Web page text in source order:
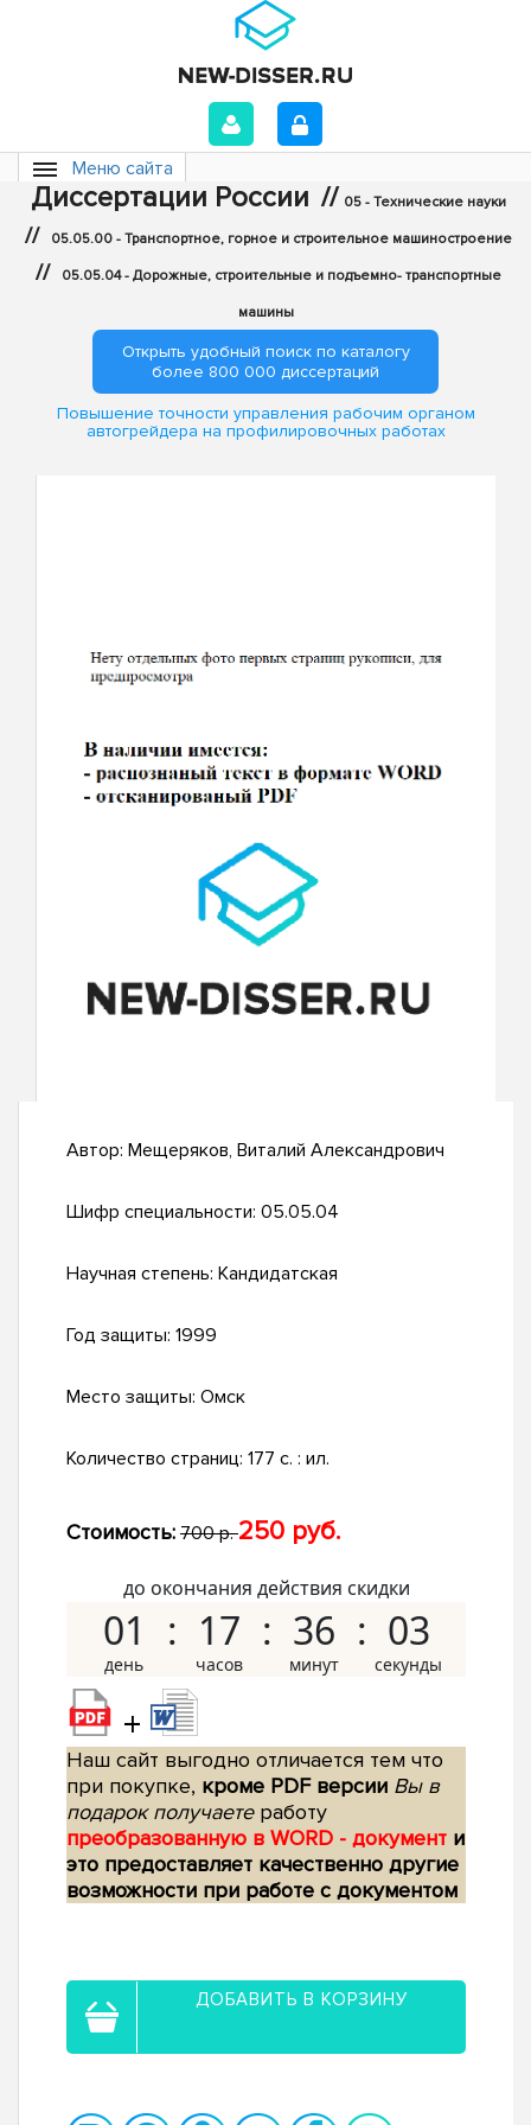
Меню сайта
Диссертации России // 05 - Технические науки
// 05.05.00 - Транспортное, горное и строительное машиностроение
// 05.05.04 - Дорожные, строительные и подъемно- транспортные
машины
Открыть удобный поиск по каталогу
более 800 000 диссертаций
Повышение точности управления рабочим органом
автогрейдера на профилировочных работах
Автор: Мещеряков, Виталий Александрович
Шифр специальности: 05.05.04
Научная степень: Кандидатская
Год защиты: 1999
Место защиты: Омск
Количество страниц: 177 с. : ил.
Стоимость: 700 р.250 руб.
до окончания действия скидки
01 17 36 02
+
Наш сайт выгодно отличается тем что
при покупке, кроме PDF версии Вы в
подарок получаетеработу
преобразованную в WORD - документ и
это предоставляет качественно другие
возможности при работе с документом
ДОБАВИТЬ В КОРЗИНУ